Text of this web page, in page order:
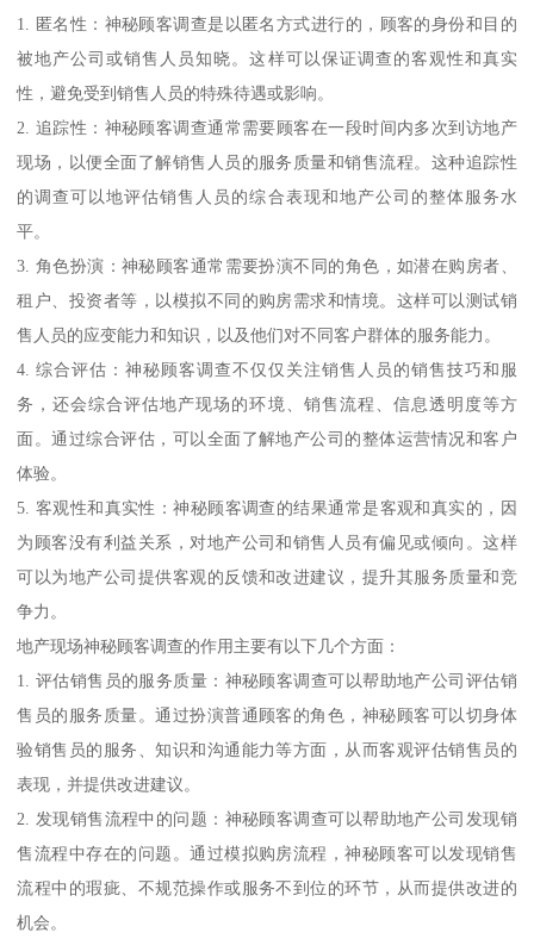
1. 匿名性：神秘顾客调查是以匿名方式进行的，顾客的身份和目的
被地产公司或销售人员知晓。这样可以保证调查的客观性和真实
性，避免受到销售人员的特殊待遇或影响。
2. 追踪性：神秘顾客调查通常需要顾客在一段时间内多次到访地产
现场，以便全面了解销售人员的服务质量和销售流程。这种追踪性
的调查可以地评估销售人员的综合表现和地产公司的整体服务水
平。
3. 角色扮演：神秘顾客通常需要扮演不同的角色，如潜在购房者、
租户、投资者等，以模拟不同的购房需求和情境。这样可以测试销
售人员的应变能力和知识，以及他们对不同客户群体的服务能力。
4. 综合评估：神秘顾客调查不仅仅关注销售人员的销售技巧和服
务，还会综合评估地产现场的环境、销售流程、信息透明度等方
面。通过综合评估，可以全面了解地产公司的整体运营情况和客户
体验。
5. 客观性和真实性：神秘顾客调查的结果通常是客观和真实的，因
为顾客没有利益关系，对地产公司和销售人员有偏见或倾向。这样
可以为地产公司提供客观的反馈和改进建议，提升其服务质量和竞
争力。
地产现场神秘顾客调查的作用主要有以下几个方面：
1. 评估销售员的服务质量：神秘顾客调查可以帮助地产公司评估销
售员的服务质量。通过扮演普通顾客的角色，神秘顾客可以切身体
验销售员的服务、知识和沟通能力等方面，从而客观评估销售员的
表现，并提供改进建议。
2. 发现销售流程中的问题：神秘顾客调查可以帮助地产公司发现销
售流程中存在的问题。通过模拟购房流程，神秘顾客可以发现销售
流程中的瑕疵、不规范操作或服务不到位的环节，从而提供改进的
机会。